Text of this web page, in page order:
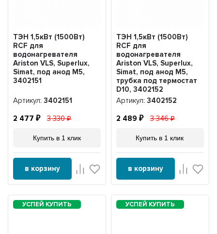
ТЭН 1,5кВт (1500Вт)
RCF для
водонагревателя
Ariston VLS, Superlux,
Simat, под анод М5,
3402151
Артикул:3402151
2 477 3 330
Купить в 1 клик
в корзину
ТЭН 1,5кВт (1500Вт)
RCF для
водонагревателя
Ariston VLS, Superlux,
Simat, под анод М5,
трубка под термостат
D10, 3402152
Артикул: 3402152
2 489 3 346
Купить в 1 клик
в корзину